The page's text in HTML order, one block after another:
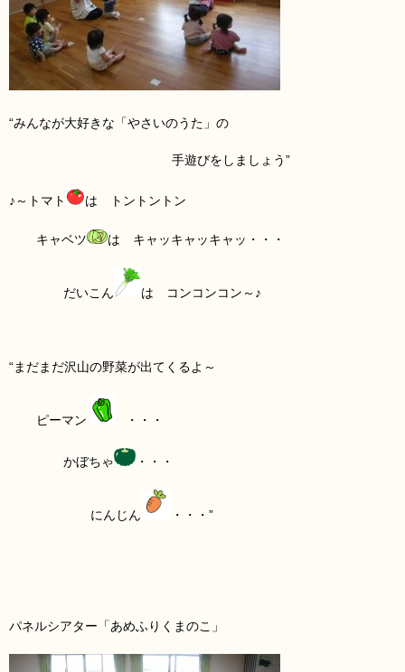
“みんなが大好きな「やさいのうた」の
手遊びをしましょう”
♪～トマト は トントントン
キャベツ は キャッキャッキャッ・・・
だいこん は コンコンコン～♪
“まだまだ沢山の野菜が出てくるよ～
ピーマン ・・・
かぼちゃ ・・・
にんじん ・・・”
パネルシアター「あめふりくまのこ」